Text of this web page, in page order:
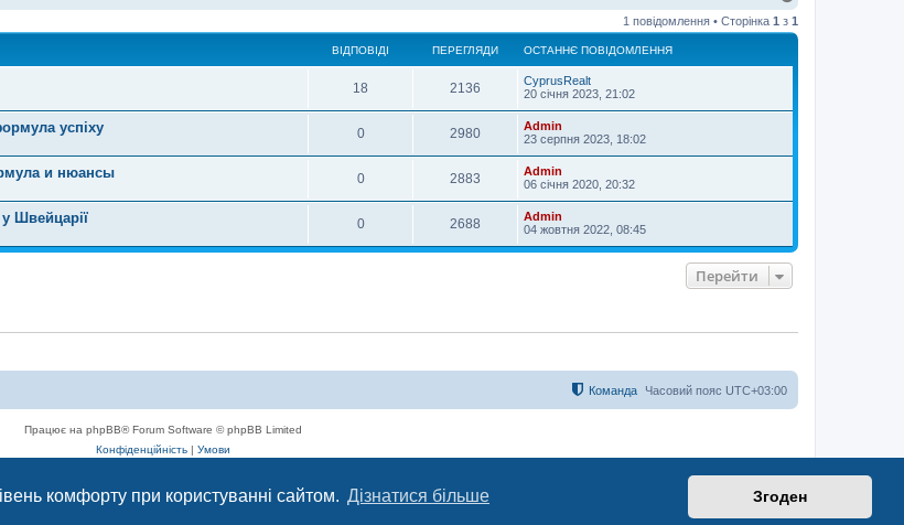
комфорту при користуванні сайтом. Дізнатися більше Згоден
г
о
1 повідомлення • Сторінка 1 з 1
ВІДПОВІДІ ПЕРЕГЛЯДИ ОСТАННЄ ПОВІДОМЛЕННЯ
18 2136
CyprusRealt
20 січня 2023, 21:02
успіху 0 2980
Admin
23 серпня 2023, 18:02
и нюансы 0 2883
Admin
06 січня 2020, 20:32
Швейцарії 0 2688
Admin
04 жовтня 2022, 08:45
Перейти
Часовий пояс UTC+03:00
Команда
Працює на phpBB® Forum Software © phpBB Limited
Конфіденційність | Умови